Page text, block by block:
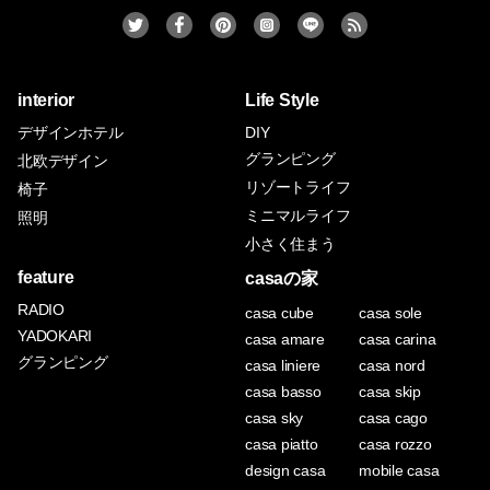
interior
デザインホテル
北欧デザイン
椅子
照明
Life Style
DIY
グランピング
リゾートライフ
ミニマルライフ
小さく住まう
feature
RADIO
YADOKARI
グランピング
casaの家
casa cube
casa sole
casa amare
casa carina
casa liniere
casa nord
casa basso
casa skip
casa sky
casa cago
casa piatto
casa rozzo
design casa
mobile casa